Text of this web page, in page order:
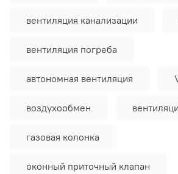
вентиляция канализации
вентиляция погреба
автономная вентиляция
воздухообмен
газовая колонка
оконный приточный клапан